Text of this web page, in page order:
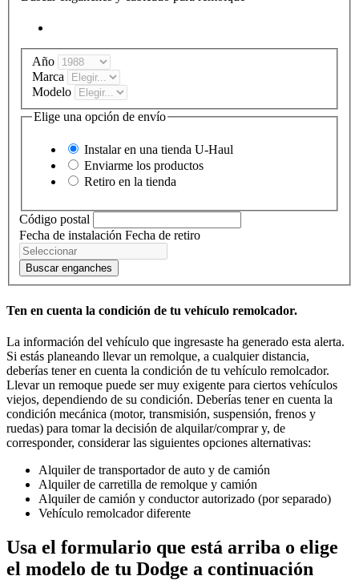
Año
Marca
Modelo
Elige una opción de envío
Instalar en una tienda U-Haul
Enviarme los productos
Retiro en la tienda
Código postal
Fecha de instalación Fecha de retiro
Buscar enganches
Ten en cuenta la condición de tu vehículo remolcador.
La información del vehículo que ingresaste ha generado esta alerta.
Si estás planeando llevar un remolque, a cualquier distancia,
deberías tener en cuenta la condición de tu vehículo remolcador.
Llevar un remoque puede ser muy exigente para ciertos vehículos
viejos, dependiendo de su condición. Deberías tener en cuenta la
condición mecánica (motor, transmisión, suspensión, frenos y
ruedas) para tomar la decisión de alquilar/comprar y, de
corresponder, considerar las siguientes opciones alternativas:
Alquiler de transportador de auto y de camión
Alquiler de carretilla de remolque y camión
Alquiler de camión y conductor autorizado (por separado)
Vehículo remolcador diferente
Usa el formulario que está arriba o elige
el modelo de tu Dodge a continuación